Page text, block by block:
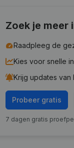
Zoek je
Raadpleeg de
Kies voor snelle
Krijg updates
Probeer gratis
7 dagen gratis